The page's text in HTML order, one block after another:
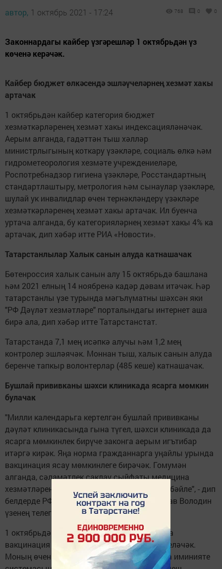
автор, 1 октябрь 2021 - 17:24 768 0 0
Законнардагы кайбер үзгәрешләр 1 октябрьдән үз
көченә керәчәк.
Кайбер бюджет өлкәсендә эшләүчеләрнең хезмәт хакы
артачак
1 октябрьдән кайбер категория бюджет
хезмәткәрләренең хезмәт хакы индексацияләнәчәк.
Аерым алганда, гадәттән тыш хәлләр
министрлыгының коткару үзәкләре, социаль өлкә һәм
гидрометеорология хезмәте учреждениеләре,
Роспотребнадзор гигиена үзәкләре, Росстандартның
стандартлаштыру, метрология һәм сынаулар үзәкләре,
шулай ук инвалидлар өчен тернәкләндерү үзәкләре
хезмәткәрләренең хезмәт хакы артачак. Ил буенча
уртача алганда, бу категорияләрнең хезмәт хакы 4% ка
артачак, дип хәбәр итте РИА «Новости».
Татарстанлылар Халык санын алуда катнашачак
Бөтенроссия халык санын алу 15 октябрьдә башлана
һәм 2021 елның 14 ноябренә кадәр дәвам итәчәк. Һәр
татарстанлы үзе турында мәгълүматны шәхсән яки
"РФ Дәүләт хезмәтләре" порталындагы интернет аша
бирә ала, дип хәбәр итте Татарстанстат.
Татарстанда 7,1 мең исәпкә алучы һәм 1,2 мең
контролер эшләячәк. Моннан тыш, халык санын алуда
беренче тапкыр волонтерлар (485 кеше) катнашачак.
Бушлай прививканы шәхси клиникада ясарга мөмкин
булачак
"Милли календарьга кертелгән бушлай прививканы
дәүләт клиникасында гына түгел, шәхси клиникада да
ясарга мөмкинлек бирүче законга аерым игътибар
итәргә кирәк. Яңа норма гражданнарга уңайлы урында
вакцинация ясау мөмкинлеге бирәчәк. Гомумән
алганда, сәламәтлек саклау сыйфаты медицина
хезмәтләреннщн файдалану уңйлылыгына бәйле", - дип
белдерде РФ Дәүләт Думасы Рәисе Вячеслав Володин
үзенең телеграмм-каналында.
1 октябрьдән федераль шәхси клиникаларга
вакцинация ясау өчен бюджеттан акча биреләчәк.
Моның өчен клиникалар мәҗбүри медицина иминияте